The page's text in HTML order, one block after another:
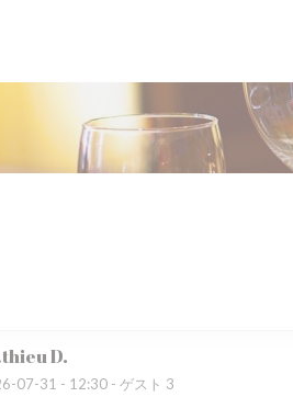
ついて
D
07-31 - 12:30 - ゲスト 3